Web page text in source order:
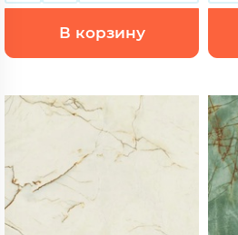
В корзину